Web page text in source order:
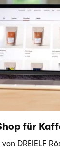
für
DREIELF